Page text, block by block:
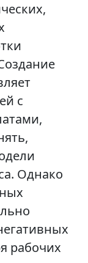
с
Однако
рабочих